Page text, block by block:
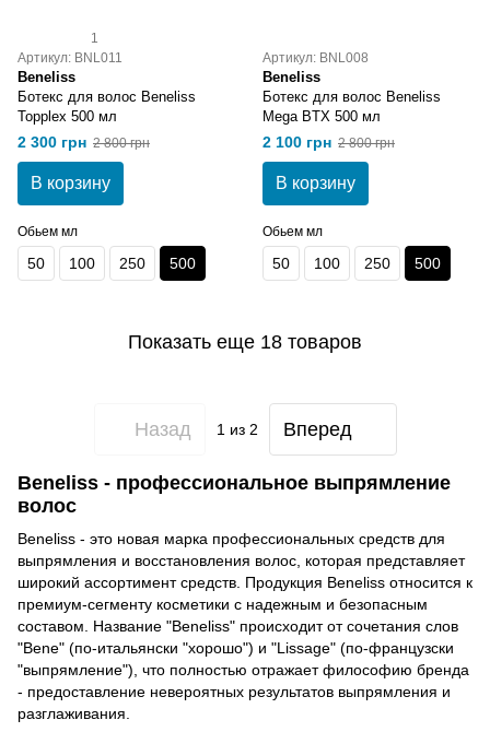
1
Артикул: BNL011
Beneliss
Ботекс для волос Beneliss
Topplex 500 мл
2 300 грн 2 800 грн
В корзину
Обьем мл
50 100 250 500
Артикул: BNL008
Beneliss
Ботекс для волос Beneliss
Mega BTX 500 мл
2 100 грн 2 800 грн
В корзину
Обьем мл
50 100 250 500
Показать еще 18 товаров
Назад 1из 2 Вперед
Beneliss - профессиональное выпрямление
волос
Beneliss - это новая марка профессиональных средств для
выпрямления и восстановления волос, которая представляет
широкий ассортимент средств. Продукция Beneliss относится к
премиум-сегменту косметики с надежным и безопасным
составом. Название "Beneliss" происходит от сочетания слов
"Bene" (по-итальянски "хорошо") и "Lissage" (по-французски
"выпрямление"), что полностью отражает философию бренда
- предоставление невероятных результатов выпрямления и
разглаживания.